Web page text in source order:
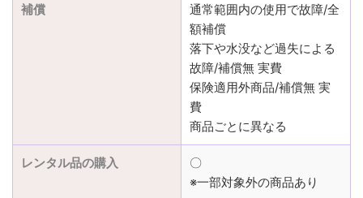
補償
通常範囲内の使用で故障/全
額補償
落下や水没など過失による
故障/補償無 実費
保険適用外商品/補償無 実
費
商品ごとに異なる
レンタル品の購入
〇
※一部対象外の商品あり